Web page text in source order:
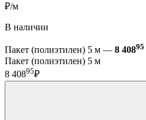
₽/м
В наличии
Пакет (полиэтилен) 5 м — 8 40895
Пакет (полиэтилен) 5 м
8 40895₽